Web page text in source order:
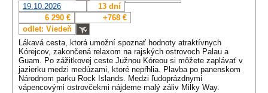
19.10.2026
13 dní
6 290 €
+768 €
odlet: Viedeň
Lákavá cesta, ktorá umožní spoznať hodnoty atraktívnych
Kórejcov, zakončená relaxom na rajských ostrovoch Palau a
Guam. Po zážitkovej ceste Južnou Kóreou si môžete zaplávať v
jazierku medzi medúzami, ktoré nepŕhlia. Plavba po panenskom
Národnom parku Rock Islands. Medzi ľudoprázdnymi
vápencovými ostrovčekmi nájdeme malý záliv Milky Way.